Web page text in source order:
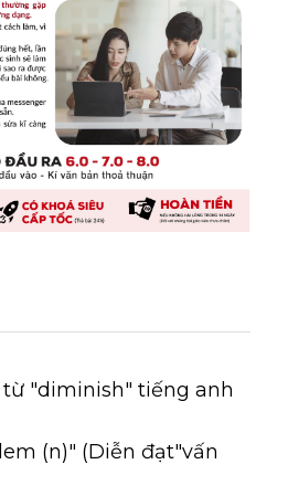
"diminish" tiếng anh
(n)" (Diễn đạt"vấn